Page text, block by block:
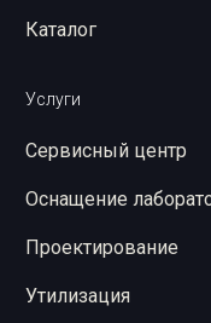
Каталог
Услуги
Сервисный центр
Оснащение
Проектирование
Утилизация